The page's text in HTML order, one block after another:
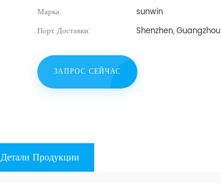
Марка:
sunwin
Порт Доставки:
Shenzhen, Guangzhou
ЗАПРОС СЕЙЧАС
Детали Продукции